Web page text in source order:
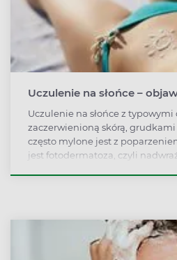
Uczulenie na słońce –
Uczulenie na słońce z
zaczerwienioną skórą,
często mylone jest z
jest fotodermatoza, czyli